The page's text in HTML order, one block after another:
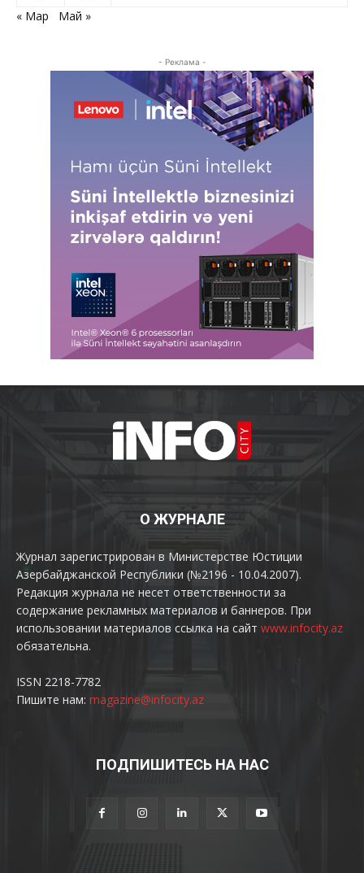
« Мар
Май »
- Реклама -
О ЖУРНАЛЕ
Журнал зарегистрирован в Министерстве Юстиции
Азербайджанской Республики (№2196 - 10.04.2007).
Редакция журнала не несет ответственности за
содержание рекламных материалов и баннеров. При
использовании материалов ссылка на сайт www.infocity.az
обязательна.
ISSN 2218-7782
Пишите нам: magazine@infocity.az
ПОДПИШИТЕСЬ НА НАС